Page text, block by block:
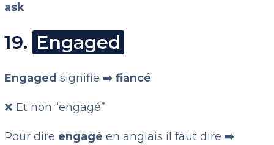
ask
19. Engaged
Engagedsignifie ➡️fiancé
❌ Et non “engagé”
Pour dire engagéen anglais il faut dire ➡️